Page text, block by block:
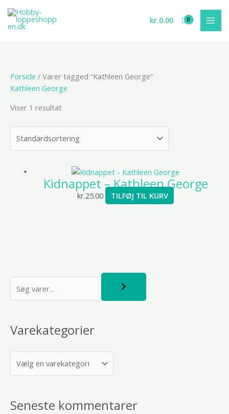
indholdet
kr.0.00
S
Varekategorier
Seneste kommentarer
Forside / Varer tagged “Kathleen George”
Kathleen George
Viser 1 resultat
Kidnappet – Kathleen George
kr.25.00 TILFØJ TIL KURV